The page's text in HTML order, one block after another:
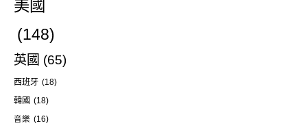
美國
(148)
英國 (65)
西班牙 (18)
韓國 (18)
音樂 (16)